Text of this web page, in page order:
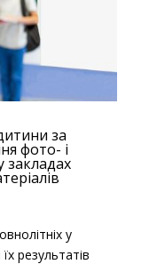
за
фото- і
закладах
у
результатів